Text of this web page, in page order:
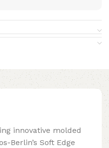
innovative molded
Berlin’s Soft Edge